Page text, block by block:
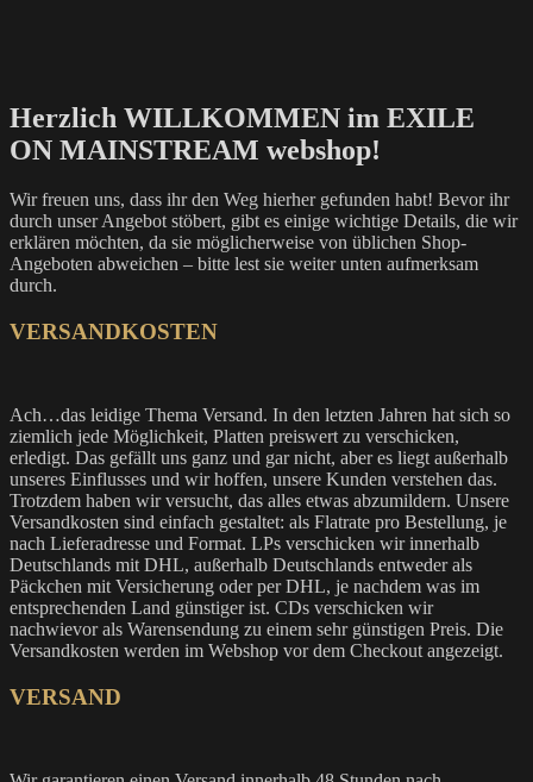
Herzlich WILLKOMMEN im EXILE
ON MAINSTREAM webshop!
Wir freuen uns, dass ihr den Weg hierher gefunden habt! Bevor ihr
durch unser Angebot stöbert, gibt es einige wichtige Details, die wir
erklären möchten, da sie möglicherweise von üblichen Shop-
Angeboten abweichen – bitte lest sie weiter unten aufmerksam
durch.
VERSANDKOSTEN
Ach…das leidige Thema Versand. In den letzten Jahren hat sich so
ziemlich jede Möglichkeit, Platten preiswert zu verschicken,
erledigt. Das gefällt uns ganz und gar nicht, aber es liegt außerhalb
unseres Einflusses und wir hoffen, unsere Kunden verstehen das.
Trotzdem haben wir versucht, das alles etwas abzumildern. Unsere
Versandkosten sind einfach gestaltet: als Flatrate pro Bestellung, je
nach Lieferadresse und Format. LPs verschicken wir innerhalb
Deutschlands mit DHL, außerhalb Deutschlands entweder als
Päckchen mit Versicherung oder per DHL, je nachdem was im
entsprechenden Land günstiger ist. CDs verschicken wir
nachwievor als Warensendung zu einem sehr günstigen Preis. Die
Versandkosten werden im Webshop vor dem Checkout angezeigt.
VERSAND